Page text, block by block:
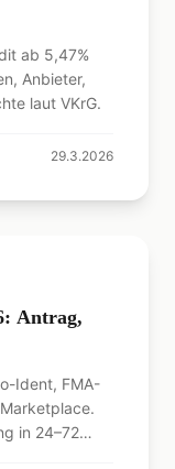
ab 5,47%
Anbieter,
laut VKrG.
29.3.2026
Antrag,
Ident, FMA-
in 24–72